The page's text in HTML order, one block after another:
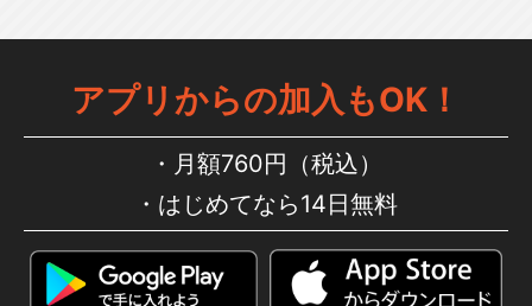
アプリからの加入もOK！
月額760円（税込）
はじめてなら14日無料